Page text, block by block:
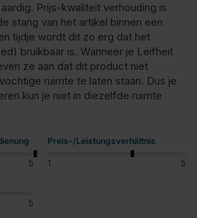
Prijs-kwaliteit verhouding is
stang van het artikel binnen een
tijdje wordt dit zo erg dat het
bruikbaar is. Wanneer je Leifheit
ze aan dat dit product niet
ruimte te laten staan. Dus je
kun je niet in diezelfde ruimte
5
Preis-/Leistungsverhältnis
1
5
5